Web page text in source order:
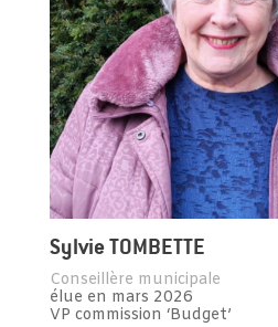
Sylvie TOMBETTE
Conseillère municipale
élue en mars 2026
VP commission ‘Budget’